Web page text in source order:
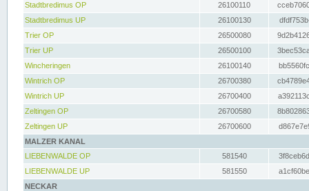
Stadtbredimus OP
26100110
Stadtbredimus UP
26100130
Trier OP
26500080
Trier UP
26500100
Wincheringen
26100140
Wintrich OP
26700380
Wintrich UP
26700400
Zeltingen OP
26700580
Zeltingen UP
26700600
MALZER KANAL
LIEBENWALDE OP
581540
LIEBENWALDE UP
581550
NECKAR